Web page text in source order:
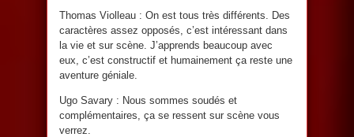
Thomas Violleau : On est tous très différents. Des
caractères assez opposés, c’est intéressant dans
la vie et sur scène. J’apprends beaucoup avec
eux, c’est constructif et humainement ça reste une
aventure géniale.
Ugo Savary : Nous sommes soudés et
complémentaires, ça se ressent sur scène vous
verrez.